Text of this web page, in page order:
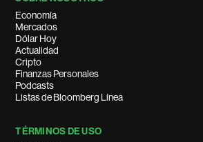
Economía
Mercados
Dólar Hoy
Actualidad
Cripto
Finanzas Personales
Podcasts
Listas de Bloomberg Línea
TÉRMINOS DE USO